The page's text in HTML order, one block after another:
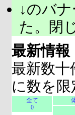
↓のバ
た。閉
最新情報
最新数十
に数を
全て
0